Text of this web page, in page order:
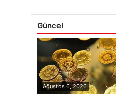
Güncel
Ağustos 6, 2026